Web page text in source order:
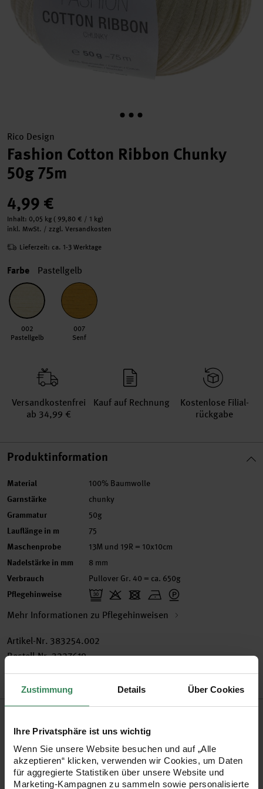
Zustimmung Details Über Cookies
Ihre Privatsphäre ist uns wichtig
Wenn Sie unsere Website besuchen und auf „Alle
akzeptieren“ klicken, verwenden wir Cookies, um Daten
für aggregierte Statistiken über unsere Website und
Marketing-Kampagnen zu sammeln sowie personalisierte
Rico Design
Fashion Cotton Ribbon Chunky
50g 75m
4,99 €
Inhalt: 0,05 kg ( 99,80 € / 1 kg)
inkl. MwSt. / zzgl. Versandkosten
Lieferzeit: ca. 1-3 Werktage
Farbe Pastellgelb
002
Pastellgelb
007
Senf
Versand­kosten­frei
ab 34,99 €
Kauf auf Rechnung
Kosten­lose Filial­
rückgabe
Produktinformation
Material 100% Baumwolle
Garnstärke chunky
Grammatur 50g
Lauflänge in m 75
Maschenprobe 13M und 19R = 10x10cm
Nadelstärke in mm 8 mm
Verbrauch Pullover Gr. 40 = ca. 650g
Pflegehinweise
Mehr Informationen zu Pflegehinweisen
Artikel-Nr. 383254.002
Bestell-Nr.3227619
Baumwolle bietet Ihnen moderne Farben, die sich gut
kombinieren lassen. Der leichte Faden ist bestens für